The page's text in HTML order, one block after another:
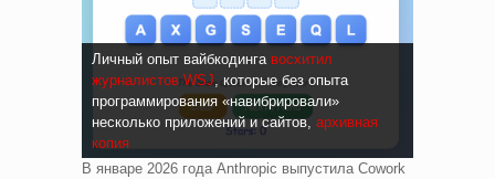
Личный опыт вайбкодинга восхитил
журналистов WSJ , которые без опыта
программирования «навибрировали»
несколько приложений и сайтов, архивная
копия
В январе 2026 года Anthropic выпустила Cowork